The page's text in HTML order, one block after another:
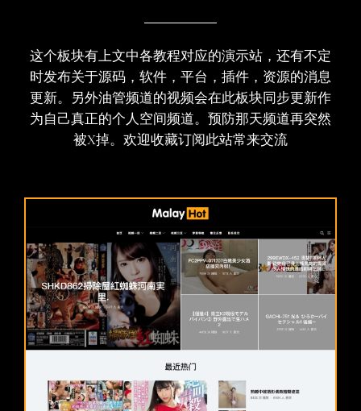
这个板块有上文中各教程对应的演示站，还有不定
时发布关于源码，软件，平台，插件，资源的消息
更新。另外油管频道的视频会在此板块同步更新作
为自己真正的个人空间频道。预防那天频道再突然
被X掉。欢迎收藏订阅此站常来交流